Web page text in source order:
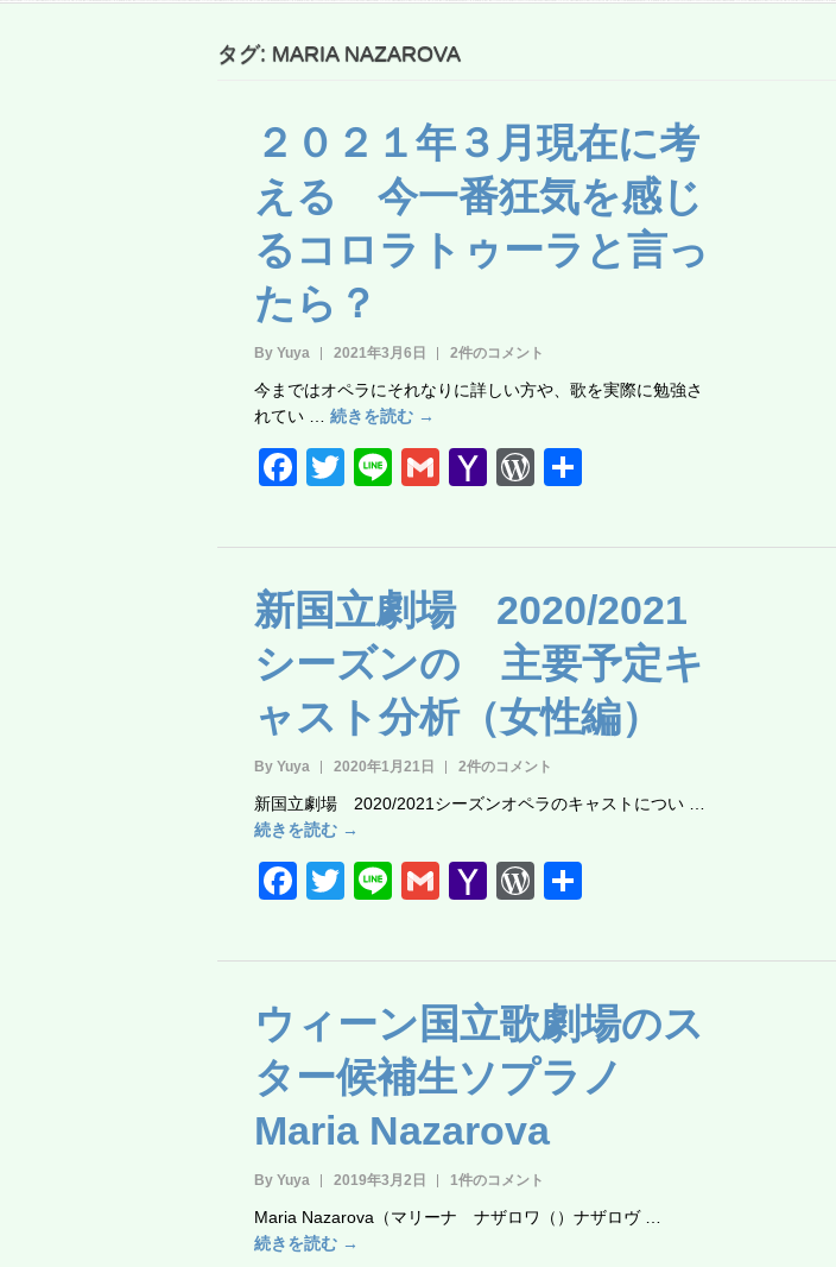
タグ: MARIA NAZAROVA
２０２１年３月現在に考
える 今一番狂気を感じ
るコロラトゥーラと言っ
たら？
By Yuya 2021年3月6日 2件のコメント
今まではオペラにそれなりに詳しい方や、歌を実際に勉強さ
れてい … 続きを読む →
F
c
e
b
o
o
k
T
tt
er
Li
e
G
ail
Y
h
o
M
ail
W
d
e
ss
新国立劇場 2020/2021
シーズンの 主要予定キ
ャスト分析（女性編）
By Yuya 2020年1月21日 2件のコメント
新国立劇場 2020/2021シーズンオペラのキャストについ …
続きを読む →
F
c
b
o
k
T
tt
Li
e
G
ail
Y
h
o
o
M
ail
W
d
Pr
e
ss
ウィーン国立歌劇場のス
ター候補生ソプラノ
Maria Nazarova
By Yuya 2019年3月2日 1件のコメント
Maria Nazarova（マリーナ ナザロワ（）ナザロヴ …
続きを読む →